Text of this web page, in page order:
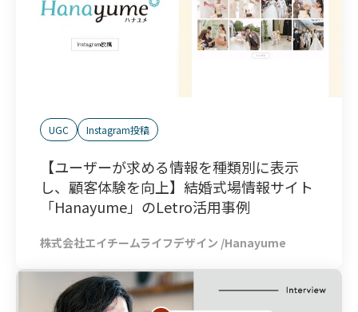
UGC Instagram投稿
【ユーザーが求める情報を種類別に表示
し、顧客体験を向上】結婚式場情報サイト
「Hanayume」のLetro活用事例
株式会社エイチームライフデザイン /Hanayume